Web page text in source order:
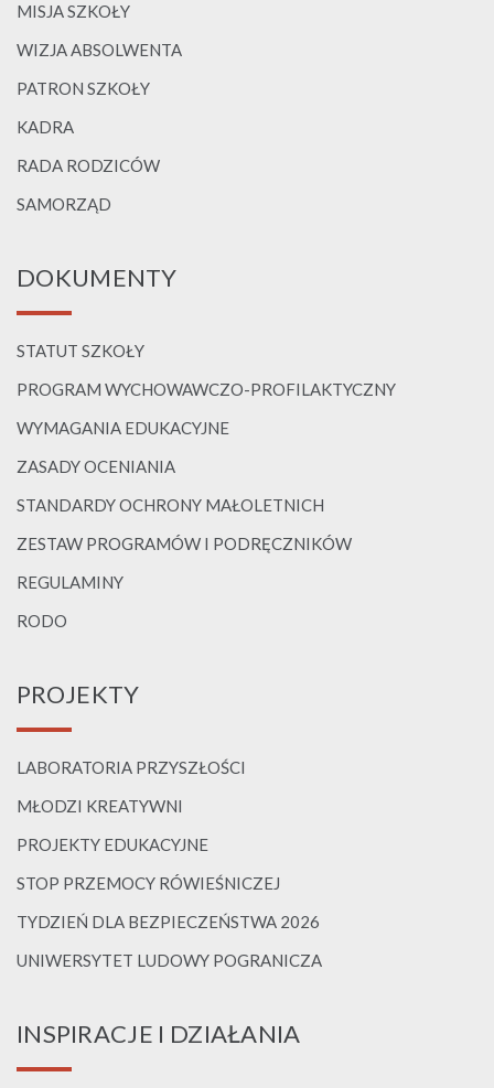
MISJA SZKOŁY
WIZJA ABSOLWENTA
PATRON SZKOŁY
KADRA
RADA RODZICÓW
SAMORZĄD
DOKUMENTY
STATUT SZKOŁY
PROGRAM WYCHOWAWCZO-PROFILAKTYCZNY
WYMAGANIA EDUKACYJNE
ZASADY OCENIANIA
STANDARDY OCHRONY MAŁOLETNICH
ZESTAW PROGRAMÓW I PODRĘCZNIKÓW
REGULAMINY
RODO
PROJEKTY
LABORATORIA PRZYSZŁOŚCI
MŁODZI KREATYWNI
PROJEKTY EDUKACYJNE
STOP PRZEMOCY RÓWIEŚNICZEJ
TYDZIEŃ DLA BEZPIECZEŃSTWA 2026
UNIWERSYTET LUDOWY POGRANICZA
INSPIRACJE I DZIAŁANIA